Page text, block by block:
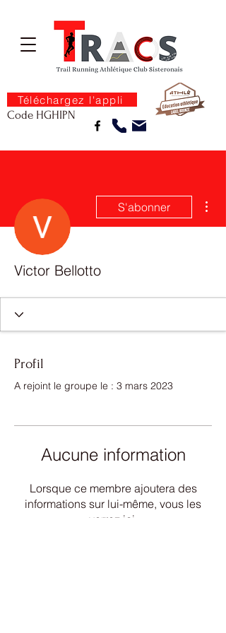
Téléchargez l'appli
Code HGHIPN
S'abonner
Victor Bellotto
Profil
A rejoint le groupe le : 3 mars 2023
Aucune information
Lorsque ce membre ajoutera des
informations sur lui-même, vous les
verrez ici.